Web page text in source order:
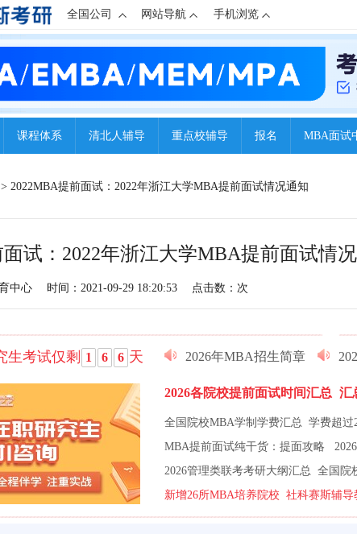
全国公司 网站导航 手机浏览
课程体系 清北人辅导 重点校辅导 报名 MBA面试
> 2022MBA提前面试：2022年浙江大学MBA提前面试情况通知
试：2022年浙江大学MBA提前面试情
中心 时间：2021-09-29 18:20:53 点击数： 次
生考试仅剩 1 6 6 天 2026年MBA招生简章
2026各院校提前面试时间汇总 汇
全国院校MBA学制学费汇总 学费超过
MBA提前面试纯干货：提面攻略
2026管理类联考考研大纲汇总 全国院
新增26所MBA培养院校 社科赛斯辅导